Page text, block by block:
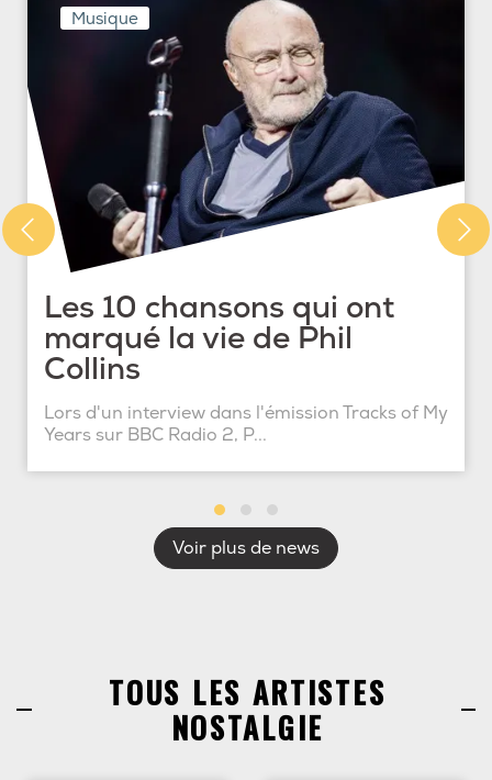
Musique
Les 10 chansons qui ont
marqué la vie de Phil
Collins
Lors d'un interview dans l'émission Tracks of My
Years sur BBC Radio 2, P...
Voir plus de news
TOUS LES ARTISTES
NOSTALGIE